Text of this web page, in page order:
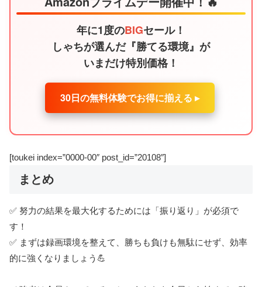
年に1度のBIGセール！
しゃちが選んだ『勝てる環境』が
いまだけ特別価格！
30日の無料体験でお得に揃える ▸
[toukei index=”0000-00″ post_id=”20108″]
まとめ
✅ 努力の結果を最大化するためには「振り返り」が必須で
す！
✅ まずは録画環境を整えて、勝ちも負けも無駄にせず、効率
的に強くなりましょう💪